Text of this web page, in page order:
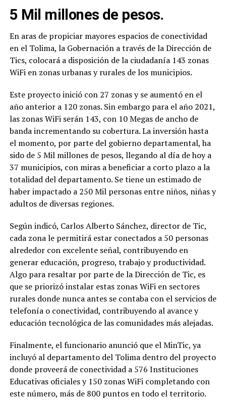
5 Mil millones de pesos.
En aras de propiciar mayores espacios de conectividad
en el Tolima, la Gobernación a través de la Dirección de
Tics, colocará a disposición de la ciudadanía 143 zonas
WiFi en zonas urbanas y rurales de los municipios.
Este proyecto inició con 27 zonas y se aumentó en el
año anterior a 120 zonas. Sin embargo para el año 2021,
las zonas WiFi serán 143, con 10 Megas de ancho de
banda incrementando su cobertura. La inversión hasta
el momento, por parte del gobierno departamental, ha
sido de 5 Mil millones de pesos, llegando al día de hoy a
37 municipios, con miras a beneficiar a corto plazo a la
totalidad del departamento. Se tiene un estimado de
haber impactado a 250 Mil personas entre niños, niñas y
adultos de diversas regiones.
Según indicó, Carlos Alberto Sánchez, director de Tic,
cada zona le permitirá estar conectados a 50 personas
alrededor con excelente señal, contribuyendo en
generar educación, progreso, trabajo y productividad.
Algo para resaltar por parte de la Dirección de Tic, es
que se priorizó instalar estas zonas WiFi en sectores
rurales donde nunca antes se contaba con el servicios de
telefonía o conectividad, contribuyendo al avance y
educación tecnológica de las comunidades más alejadas.
Finalmente, el funcionario anunció que el MinTic, ya
incluyó al departamento del Tolima dentro del proyecto
donde proveerá de conectividad a 576 Instituciones
Educativas oficiales y 150 zonas WiFi completando con
este número, más de 800 puntos en todo el territorio.